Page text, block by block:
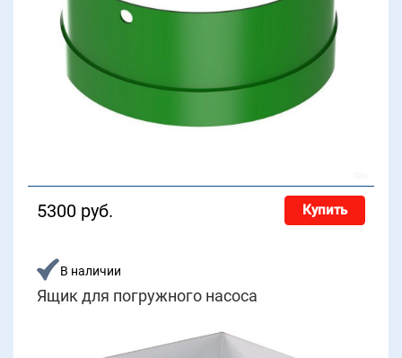
5300 руб. Купить
В наличии
Ящик для погружного насоса